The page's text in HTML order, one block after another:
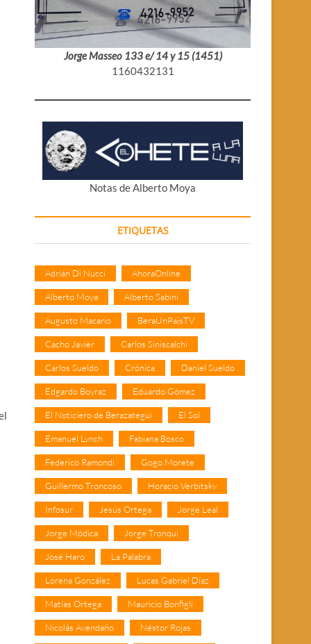
Jorge Masseo 133 e/ 14 y 15 (1451)
1160432131
Notas de Alberto Moya
ETIQUETAS
Adrián Di Nucci AhoraOnline
Alberto Moya Alberto Sabini
Augusto Macario BeraUnPaisTV
Cacho Javier Carlos Siniscalchi
Carlos Sueldo Crónica Daniel Sueldo
Edgardo Boyraz Eduardo Gómez
El Noticiero de Berazategui El Sol
Emanuel Lynch Fabiana Bosco
Federico Ramondi Gogo Morete
Guillermo Troncoso Horacio Verbitsky
Infosur Jesús Ortega Jorge Leal
Jorge Módica Jorge Tronqui
José Haro La Palabra
Lorena González Lucas Gabriel Díaz
Matías Ortega Mauricio Bonfigli
Nicolás Avendaño Néstor Rojas